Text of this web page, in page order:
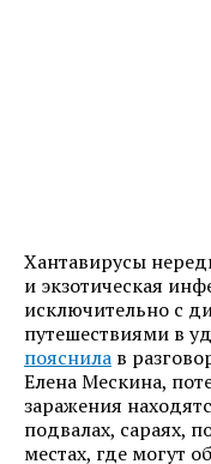
Хантавирусы
и экзотическая
исключительно с
путешествиями в
пояснила в
Елена Мескина,
заражения
подвалах, сараях,
местах, где могут